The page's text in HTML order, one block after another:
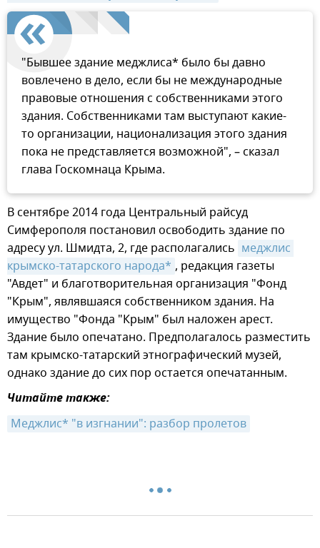
"Бывшее здание меджлиса* было бы давно
вовлечено в дело, если бы не международные
правовые отношения с собственниками этого
здания. Собственниками там выступают какие-
то организации, национализация этого здания
пока не представляется возможной", – сказал
глава Госкомнаца Крыма.
В сентябре 2014 года Центральный райсуд
Симферополя постановил освободить здание по
адресу ул. Шмидта, 2, где располагались меджлис
крымско-татарского народа* , редакция газеты
"Авдет" и благотворительная организация "Фонд
"Крым", являвшаяся собственником здания. На
имущество "Фонда "Крым" был наложен арест.
Здание было опечатано. Предполагалось разместить
там крымско-татарский этнографический музей,
однако здание до сих пор остается опечатанным.
Читайте также:
Меджлис* "в изгнании": разбор пролетов